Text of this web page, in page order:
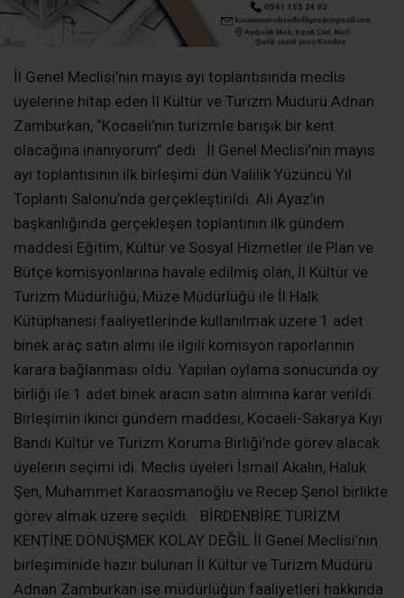
Turizm Müdürlüğü, Müze Müdürlüğü ile İl Halk
Kütüphanesi faaliyetlerinde kullanılmak üzere 1 adet
binek araç satın alımı ile ilgili komisyon raporlarının
karara bağlanması oldu. Yapılan oylama sonucunda oy
birliği ile 1 adet binek aracın satın alımına karar verildi.
Birleşimin ikinci gündem maddesi, Kocaeli-Sakarya Kıyı
Bandı Kültür ve Turizm Koruma Birliği’nde görev alacak
üyelerin seçimi idi. Meclis üyeleri İsmail Akalın, Haluk
Şen, Muhammet Karaosmanoğlu ve Recep Şenol birlikte
görev almak üzere seçildi. BİRDENBİRE TURİZM
KENTİNE DÖNÜŞMEK KOLAY DEĞİL İl Genel Meclisi’nin
birleşiminide hazır bulunan İl Kültür ve Turizm Müdürü
Adnan Zamburkan ise müdürlüğün faaliyetleri hakkında
meclis üyelerine bilgiler aktardı. Kocaeli’nin büyük bir
tarih ve kültür mirasına sahip olduğunu hatırlatan
Zamburkan, “Kocaeli’de özellikle son yıllarda önemli
yatırımlar yapıldı ve kentin çehresi değişti. ‘Müzesiz
Kent’ olarak bilinen Kocaeli’ye deniz müzesi ve
Elektronik Kent Müzesi gibi değerler kazandırıldı. Elbette
bir sanayi kentinin birdenbire turizm kentine dönüşmesi
kolay değildir. Sanayinin koruma ve kullanma dengesi
içerisinde kaydedeceğimiz ilerlemeyle Kocaeli’nin
turizmle barışık bir kent olacağına inanıyorum” dedi.
Zamburkan Kocaeli’de turizm belgeli 40 otel ve bu